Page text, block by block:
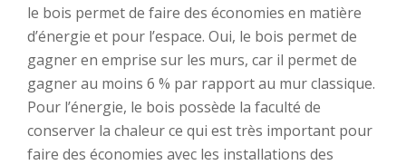
le bois permet de faire des économies en matière
d’énergie et pour l’espace. Oui, le bois permet de
gagner en emprise sur les murs, car il permet de
gagner au moins 6 % par rapport au mur classique.
Pour l’énergie, le bois possède la faculté de
conserver la chaleur ce qui est très important pour
faire des économies avec les installations des